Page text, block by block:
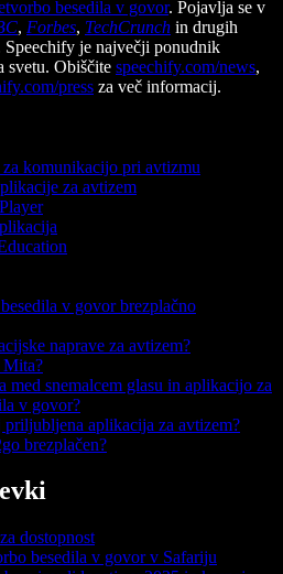
besedila v govor. Pojavlja se v
, Forbes, TechCrunch in drugih
je največji ponudnik
svetu. Obiščite speechify.com/news,
press za več informacij.
komunikacijo pri avtizmu
za avtizem
v govor brezplačno
naprave za avtizem?
med snemalcem glasu in aplikacijo za
v govor?
aplikacija za avtizem?
brezplačen?
dostopnost
besedila v govor v Safariju